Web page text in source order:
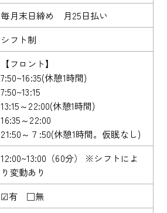
毎月末日締め 月25日払い
シフト制
【フロント】
7:50~16:35(休憩1時間)
7:50~13:15
13:15～22:00(休憩1時間)
16:35～22:00
21:50～７:50(休憩1時間。仮眠なし)
12:00~13:00（60分） ※シフトによ
り変動あり
☑有 □無